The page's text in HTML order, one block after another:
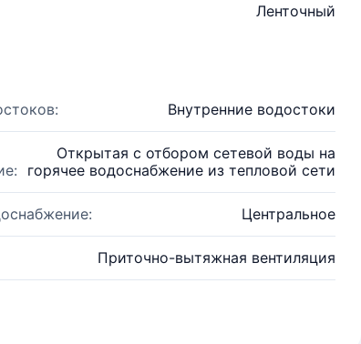
Ленточный
Внутренние водостоки
Открытая с отбором сетевой воды на
горячее водоснабжение из тепловой сети
Центральное
Приточно-вытяжная вентиляция